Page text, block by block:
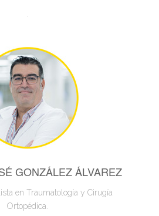
GONZÁLEZ ÁLVAREZ
en Traumatología y Cirugía
Ortopédica.